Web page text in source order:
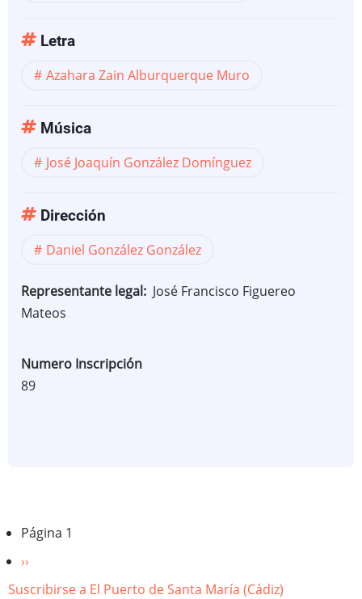
Letra
Azahara Zain Alburquerque Muro
Música
José Joaquín González Domínguez
Dirección
Daniel González González
Representante legal José Francisco Figuereo
Mateos
Numero Inscripción
89
Paginación
Página 1
Siguiente
página
››
Suscribirse a El Puerto de Santa María (Cádiz)